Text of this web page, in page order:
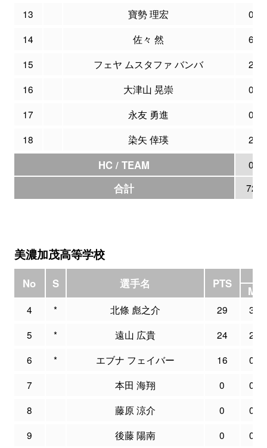
13
寶勢 理宏
0
14
佐々 然
6
15
フェヤ ムスタファ バンバ
2
16
大津山 晃崇
0
17
永友 勇進
0
18
染矢 倖瑛 2
HC / TEAM 0
合計 72
美濃加茂高等学校
No S 選手名 PTS
M
4 * 北條 彪之介 29
3
5
* 遠山 広貴 24
2
6
* エブナ フェイバー 16
0
7
本田 海翔 0
0
8
藤原 涼介 0
0
9
後藤 陽南 0 0